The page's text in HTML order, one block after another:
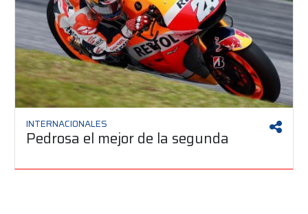
INTERNACIONALES
Pedrosa el mejor de la segunda